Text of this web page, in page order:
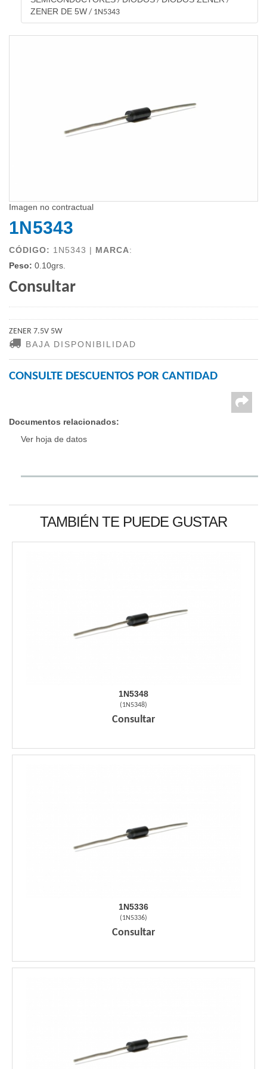
ZENER DE 5W / 1N5343
Imagen no contractual
1N5343
CÓDIGO: 1N5343 | MARCA:
Peso: 0.10grs.
Consultar
ZENER 7.5V 5W
BAJA DISPONIBILIDAD
CONSULTE DESCUENTOS POR CANTIDAD
Documentos relacionados:
Ver hoja de datos
TAMBIÉN TE PUEDE GUSTAR
1N5348
(1N5348)
Consultar
1N5336
(1N5336)
Consultar